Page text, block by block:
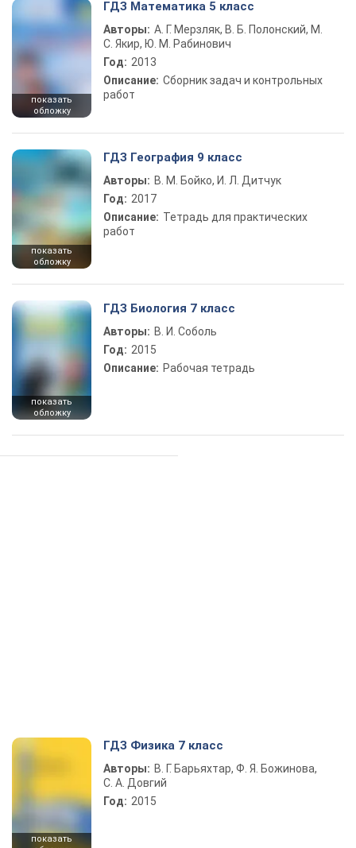
показать
обложку
ГДЗ Математика 5 класс
Авторы: А. Г. Мерзляк, В. Б. Полонский, М.
С. Якир, Ю. М. Рабинович
Год: 2013
Описание: Сборник задач и контрольных
работ
показать
обложку
ГДЗ География 9 класс
Авторы: В. М. Бойко, И. Л. Дитчук
Год: 2017
Описание: Тетрадь для практических
работ
показать
обложку
ГДЗ Биология 7 класс
Авторы: В. И. Соболь
Год: 2015
Описание: Рабочая тетрадь
показать
ГДЗ Физика 7 класс
Авторы: В. Г. Барьяхтар, Ф. Я. Божинова,
С. А. Довгий
Год: 2015